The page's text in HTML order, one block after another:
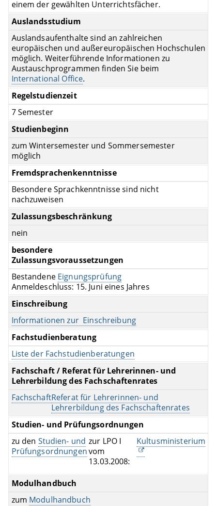
einem der gewählten Unterrichtsfächer.
Auslandsstudium
Auslandsaufenthalte sind an zahlreichen
europäischen und außereuropäischen Hochschulen
möglich. Weiterführende Informationen zu
Austauschprogrammen finden Sie beim
International Office.
Regelstudienzeit
7 Semester
Studienbeginn
zum Wintersemester und Sommersemester
möglich
Fremdsprachenkenntnisse
Besondere Sprachkenntnisse sind nicht
nachzuweisen
Zulassungsbeschränkung
nein
besondere
Zulassungsvoraussetzungen
Bestandene Eignungsprüfung
Anmeldeschluss: 15. Juni eines Jahres
Einschreibung
Informationen zur Einschreibung
Fachstudienberatung
Liste der Fachstudienberatungen
Fachschaft / Referat für Lehrerinnen- und
Lehrerbildung des Fachschaftenrates
FachschaftReferat für Lehrerinnen- und
Lehrerbildung des Fachschaftenrates
Studien- und Prüfungsordnungen
zu den Studien- und
Prüfungsordnungen
zur LPO I
vom
13.03.2008:
Kultusministerium
Modulhandbuch
zum Modulhandbuch